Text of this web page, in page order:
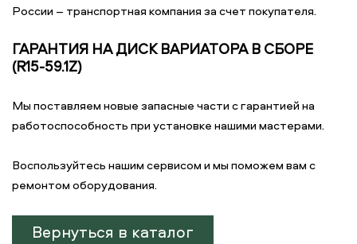
России – транспортная компания за счет покупателя.
ГАРАНТИЯ НА ДИСК ВАРИАТОРА В СБОРЕ
(R15-59.1Z)
Мы поставляем новые запасные части с гарантией на
работоспособность при установке нашими мастерами.
Воспользуйтесь нашим сервисом и мы поможем вам с
ремонтом оборудования.
Вернуться в каталог